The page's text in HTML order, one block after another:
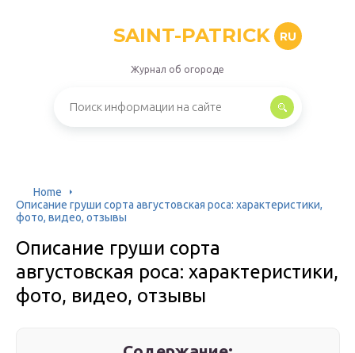
SAINT-PATRICK RU
Журнал об огороде
Home
Описание груши сорта августовская роса: характеристики,
фото, видео, отзывы
Описание груши сорта
августовская роса: характеристики,
фото, видео, отзывы